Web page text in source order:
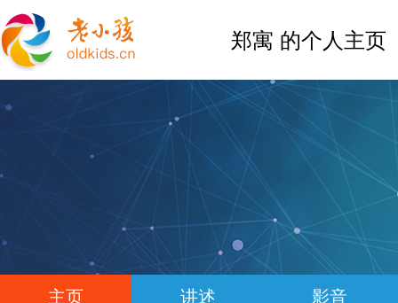
郑寓 的个人主页
主页 讲述 影音